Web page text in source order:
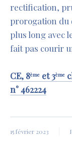
rectification,
prorogation du
plus long avec
fait pas courir
CE, 8ème et 3ème
n° 462224
15 février 2023